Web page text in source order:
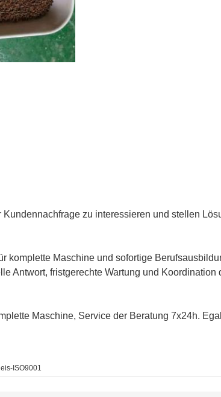
zu interessieren und stellen
komplette Maschine und sofortige
Antwort, fristgerechte Wartung und Koordination
Maschine, Service der Beratung 7x24h.
ISO9001